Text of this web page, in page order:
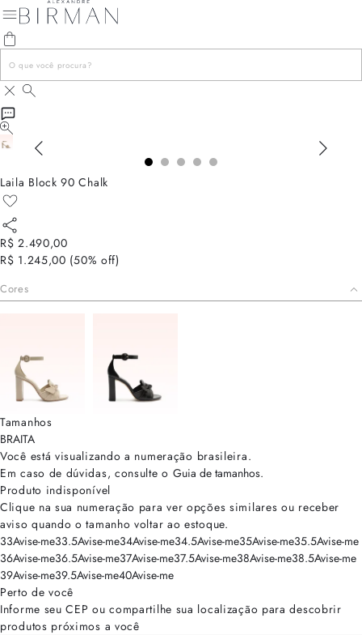
Laila Block 90 Chalk
R$ 2.490,00
R$ 1.245,00 (50% off)
Cores
Tamanhos
BRAITA
Você está visualizando a numeração brasileira.
Em caso de dúvidas, consulte o Guia de tamanhos.
Produto indisponível
Clique na sua numeração para ver opções similares ou receber
aviso quando o tamanho voltar ao estoque.
33Avise-me33.5Avise-me34Avise-me34.5Avise-me35Avise-me35.5Avise-me
36Avise-me36.5Avise-me37Avise-me37.5Avise-me38Avise-me38.5Avise-me
39Avise-me39.5Avise-me40Avise-me
Perto de você
Informe seu CEP ou compartilhe sua localização para descobrir
produtos próximos a você